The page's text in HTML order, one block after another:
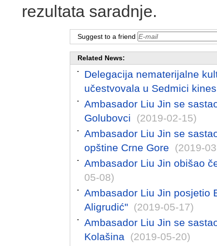
rezultata saradnje.
Suggest to a friend
Related News:
Delegacija nematerijalne
učestvovala u Sedmici
Ambasador Liu Jin se
Golubovci
(2019-02-15)
Ambasador Liu Jin se
opštine Crne Gore
(2019-
Ambasador Liu Jin obišao
05-08)
Ambasador Liu Jin posjetio
Aligrudić" (2019-05-17)
Ambasador Liu Jin se
Kolašina (2019-05-20)